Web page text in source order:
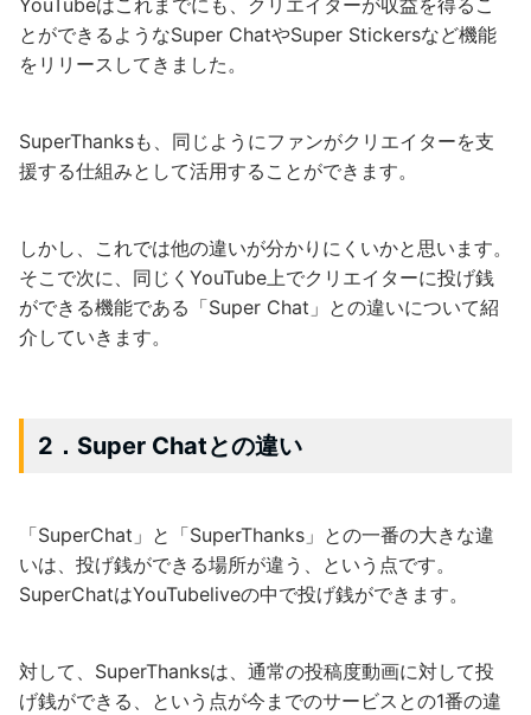
YouTubeはこれまでにも、クリエイターが収益を得るこ
とができるようなSuper ChatやSuper Stickersなど機能
をリリースしてきました。
SuperThanksも、同じようにファンがクリエイターを支
援する仕組みとして活用することができます。
しかし、これでは他の違いが分かりにくいかと思います。
そこで次に、同じくYouTube上でクリエイターに投げ銭
ができる機能である「Super Chat」との違いについて紹
介していきます。
2．Super Chatとの違い
「SuperChat」と「SuperThanks」との一番の大きな違
いは、投げ銭ができる場所が違う、という点です。
SuperChatはYouTubeliveの中で投げ銭ができます。
対して、SuperThanksは、通常の投稿度動画に対して投
げ銭ができる、という点が今までのサービスとの1番の違